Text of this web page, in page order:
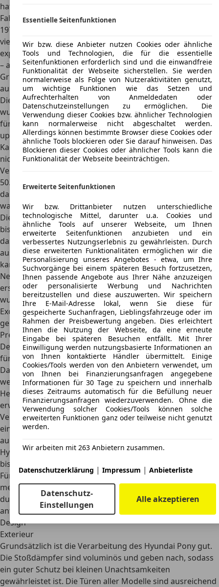
hatte noch einen Hinterradantrieb und ein einfaches
Fahrwerk. Bereits 1976 gab es eine Pick-up-Version und
1977 einen Kombi. Aufgrund des großen Erfolges wurden
viele Fahrzeuge in den ersten Jahren nach Ecuador
exportiert. Später erfolgte eine Ausfuhr auch nach Europa
– allerdings nur nach Belgien, Niederlande, Spanien und
Griechenland. Nach Deutschland wurden keine Fahrzeuge
ausgeliefert.
Die
zweite Generation mit dem Namen Hyundai Pony II
wurde 1982 bis 1988 produziert . Die Karosserie gab es als
fünftürige Fließheck-Limousine und als zweitürigen Pick-
up. Neue Export-Länder waren Großbritannien und
Kanada. Für die USA entsprachen die Abgasgrenzwerte
nicht den dortigen Richtlinien. Besonders der
Verkaufserfolg in Kanada überraschte die Koreaner. Über
50.000 verkaufte Exemplare im Jahr 1984 sorgten dafür,
dass das meistverkaufte Auto in Kanada ein Hyundai Pony
war
Die
dritte Generation des Hyundai Pony wurde von 1985
bis 1994 produziert. Die größte Änderung bestand darin,
dass die Fahrzeuge nun mit einem Frontantrieb
ausgeliefert wurden. Auch eine weitere Karosserieform
kam auf den Markt: ein Hyundai S Coupé. Mit diesen
Neuerungen konnten die Koreaner den Hyundai Pony
erstmalig auch in die USA exportieren. In einigen Fällen
wurdeder Hyundai Pony auch unter dem Namen Hyundai
Excel, Hyundai Presto oder Mitsubishi Precisauf den Markt
gebracht.
Preis
Der Hyundai Pony wurde Anfang der Neunzigerjahre neu
für umgerechnet 10.000 Euro in der Basisversion verkauft.
Damit galt das Auto als bezahlbares Fahrzeug auch für
weniger Betuchte.
Heute gibt es den Pony nur noch als Gebrauchtwagen zu
erwerben. Allerdings sind nur sehr wenige Modelle im
Verkauf und Interessierte müssen regelrecht suchen, um
ein Fahrzeug zu finden. Wer Glück hat, kann es oftmals
auch günstig erwerben. So sind
Hyundai Pony mit 100.000 Kilometer Laufleistung für 1.000
bis 2.000 Euro möglich
Für die laufenden Kosten ist das Baujahr entscheidend. Die
meisten Fahrzeuge können eventuell als Oldtimer
durchgehen, für die lediglich günstige Pauschbeträge
anfallen.
Design
Exterieur
Grundsätzlich ist die Verarbeitung des Hyundai Pony gut.
Die Stoßdämpfer sind voluminös und geben nach, sodass
ein guter Schutz bei kleinen Unachtsamkeiten
gewährleistet ist. Die Türen aller Modelle sind ausreichend
Essentielle Seitenfunktionen
Wir bzw. diese Anbieter nutzen Cookies oder ähnliche
Tools und Technologien, die für die essentielle
Seitenfunktionen erforderlich sind und die einwandfreie
Funktionalität der Webseite sicherstellen. Sie werden
normalerweise als Folge von Nutzeraktivitäten genutzt,
um wichtige Funktionen wie das Setzen und
Aufrechterhalten von Anmeldedaten oder
Datenschutzeinstellungen zu ermöglichen. Die
Verwendung dieser Cookies bzw. ähnlicher Technologien
kann normalerweise nicht abgeschaltet werden.
Allerdings können bestimmte Browser diese Cookies oder
ähnliche Tools blockieren oder Sie darauf hinweisen. Das
Blockieren dieser Cookies oder ähnlicher Tools kann die
Funktionalität der Webseite beeinträchtigen.
Erweiterte Seitenfunktionen
Wir bzw. Drittanbieter nutzen unterschiedliche
technologische Mittel, darunter u.a. Cookies und
ähnliche Tools auf unserer Webseite, um Ihnen
erweiterte Seitenfunktionen anzubieten und ein
verbessertes Nutzungserlebnis zu gewährleisten. Durch
diese erweiterten Funktionalitäten ermöglichen wir die
Personalisierung unseres Angebotes - etwa, um Ihre
Suchvorgänge bei einem späteren Besuch fortzusetzen,
Ihnen passende Angebote aus Ihrer Nähe anzuzeigen
oder personalisierte Werbung und Nachrichten
bereitzustellen und diese auszuwerten. Wir speichern
Ihre E-Mail-Adresse lokal, wenn Sie diese für
gespeicherte Suchanfragen, Lieblingsfahrzeuge oder im
Rahmen der Preisbewertung angeben. Dies erleichtert
Ihnen die Nutzung der Webseite, da eine erneute
Eingabe bei späteren Besuchen entfällt. Mit Ihrer
Einwilligung werden nutzungsbasierte Informationen an
von Ihnen kontaktierte Händler übermittelt. Einige
Cookies/Tools werden von den Anbietern verwendet, um
von Ihnen bei Finanzierungsanfragen angegebene
Informationen für 30 Tage zu speichern und innerhalb
dieses Zeitraums automatisch für die Befüllung neuer
Finanzierungsanfragen wiederzuverwenden. Ohne die
Verwendung solcher Cookies/Tools können solche
erweiterten Funktionen ganz oder teilweise nicht genutzt
werden.
Wir arbeiten mit 263 Anbietern zusammen.
Datenschutzerklärung | Impressum | Anbieterliste
Datenschutz-
Einstellungen
Alle akzeptieren